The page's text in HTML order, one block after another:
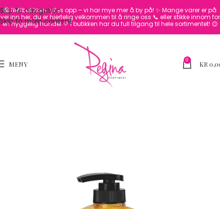
Skip to navigation
Skip to main content
🛍️ Nettbutikken fylles opp – vi har mye mer å by på! ✨ Mange varer er på
vei inn her, du er hjertelig velkommen til å ringe oss 📞 eller stikke innom for
en hyggelig handel 💛I butikken har du full tilgang til hele sortimentet! 😊
MENY 0 KR